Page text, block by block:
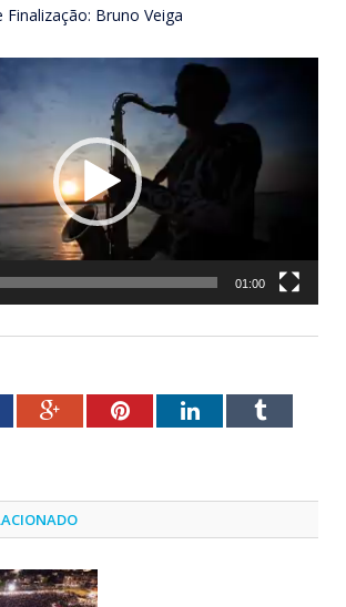
Finalização: Bruno Veiga
01:00
Google+PinterestLinkedInTumblr